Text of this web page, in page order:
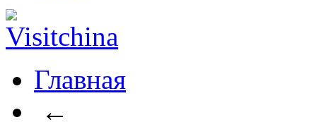
Главная
←